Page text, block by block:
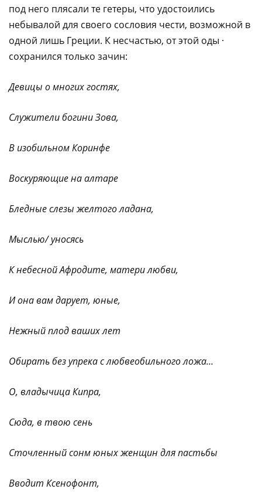
под него плясали те гетеры, что удостоились
небывалой для своего сословия чести, возможной в
одной лишь Греции. К несчастью, от этой оды ·
сохранился только зачин:
Девицы о многих гостях,
Служители богини Зова,
В изобильном Коринфе
Воскуряющие на алтаре
Бледные слезы желтого ладана,
Мыслью/ уносясь
К небесной Афродите, матери любви,
И она вам дарует, юные,
Нежный плод ваших лет
Обирать без упрека с любвеобильного ложа…
О, владычица Кипра,
Сюда, в твою сень
Сточленный сонм юных женщин для пастьбы
Вводит Ксенофонт,